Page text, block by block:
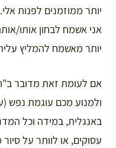
יותר ממוזמנים לפנות
אני אשמח לבחון אותו/
יותר מאשמח להמליץ
אם לעומת זאת מדובר
ולמנוע מכם עוגמת נפש
באנגלית, במידה וכל
עסוקים, או לוותר על